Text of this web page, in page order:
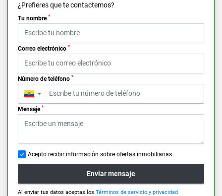
¿Prefieres que te contactemos?
Tu nombre *
Correo electrónico *
Número de teléfono *
▼
Mensaje *
Acepto recibir información sobre ofertas inmobiliarias
Enviar mensaje
Al enviar tus datos aceptas los Términos de servicio y privacidad